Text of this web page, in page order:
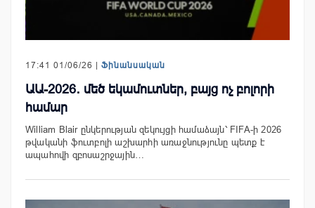
17:41 01/06/26 | Ֆինանսական
ԱԱ-2026․ մեծ եկամուտներ, բայց ոչ բոլորի
համար
William Blair ընկերության զեկույցի համաձայն՝ FIFA-ի 2026
թվականի ֆուտբոլի աշխարհի առաջնությունը պետք է
ապահովի զբոսաշրջային…